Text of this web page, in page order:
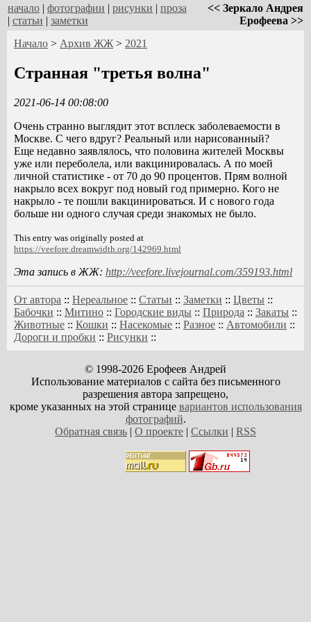
начало | фотографии | рисунки | проза
| статьи | заметки
<< Зеркало Андрея
Ерофеева >>
Начало > Архив ЖЖ > 2021
Странная "третья волна"
2021-06-14 00:08:00
Очень странно выглядит этот всплеск заболеваемости в
Москве. С чего вдруг? Реальный или нарисованный?
Еще недавно заявлялось, что половина жителей Москвы
уже или переболела, или вакцинировалась. А по моей
личной статистике - от 70 до 90 процентов. Прям волной
накрыло всех вокруг под новый год примерно. Кого не
накрыло - те пошли вакцинироваться. И с нового года
больше ни одного случая среди знакомых не было.
This entry was originally posted at
https://veefore.dreamwidth.org/142969.html
Эта запись в ЖЖ: http://veefore.livejournal.com/359193.html
От автора :: Нереальное :: Статьи :: Заметки :: Цветы ::
Бабочки :: Митино :: Городские виды :: Природа :: Закаты ::
Животные :: Кошки :: Насекомые :: Разное :: Автомобили ::
Дороги и пробки :: Рисунки ::
© 1998-2026 Ерофеев Андрей
Использование материалов с сайта без письменного
разрешения автора запрещено,
кроме указанных на этой странице вариантов использования
фотографий.
Обратная связь | О проекте | Ссылки | RSS